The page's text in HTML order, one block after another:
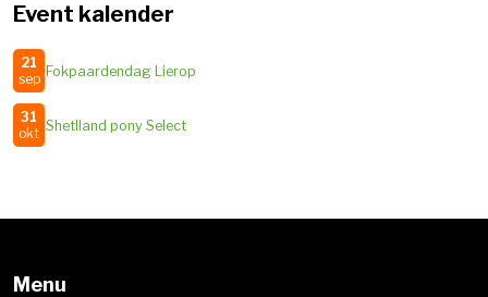
Event kalender
21
sep Fokpaardendag Lierop
31
okt Shetlland pony Select
Menu